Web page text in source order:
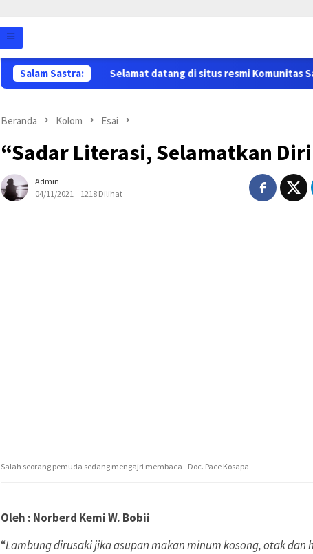
Salam Sastra:Selamat datang di situs resmi Komunitas Sastra
Beranda Kolom Esai
“Sadar Literasi, Selamatkan
Admin
04/11/2021
1218 Dilihat
Salah seorang pemuda sedang mengajri membaca - Doc. Pace Kosapa
Oleh : Norberd Kemi W. Bobii
“Lambung dirusaki jika asupan makan minum kosong, otak dan